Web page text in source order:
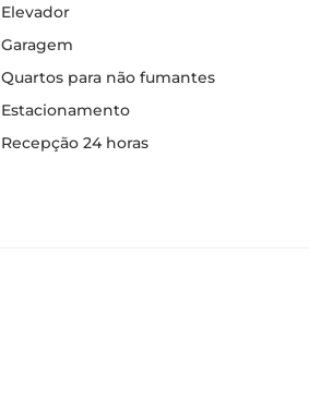
Elevador
Garagem
Quartos para não fumantes
Estacionamento
Recepção 24 horas